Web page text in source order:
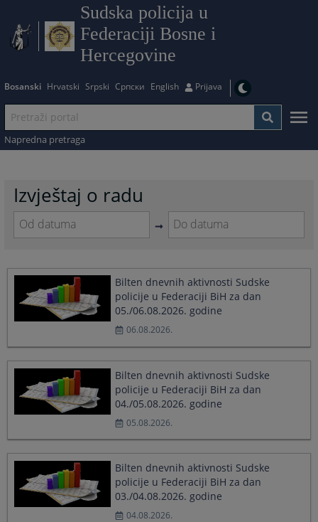
Sudska policija u
Federaciji Bosne i
Hercegovine
Bosanski Hrvatski Srpski Српски English Prijava
Napredna pretraga
Izvještaj o radu
to
with
calendar
select
a
Press
question
to
the
keyboard
to
interact
with
the
calendar
select
a
date.
Press
the
question
get
the
keyboard
shortcuts
Bilten dnevnih aktivnosti Sudske
policije u Federaciji BiH za dan
05./06.08.2026. godine
06.08.2026.
Bilten dnevnih aktivnosti Sudske
policije u Federaciji BiH za dan
04./05.08.2026. godine
05.08.2026.
Bilten dnevnih aktivnosti Sudske
policije u Federaciji BiH za dan
03./04.08.2026. godine
04.08.2026.